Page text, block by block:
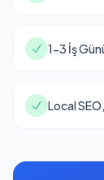
1-3 İş
Local